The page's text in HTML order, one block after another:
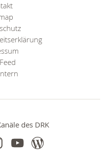
des DRK